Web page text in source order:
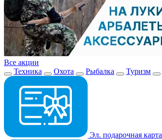
Все акции
Техника
Охота Рыбалка Туризм
Эл. подарочная карта